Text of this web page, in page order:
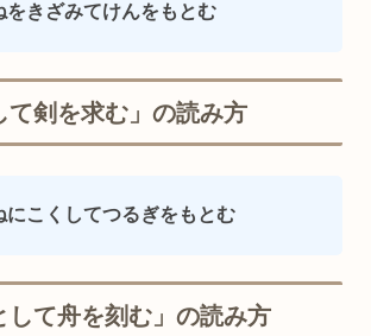
をきざみてけんをもとむ
て剣を求む」の読み方
にこくしてつるぎをもとむ
して舟を刻む」の読み方